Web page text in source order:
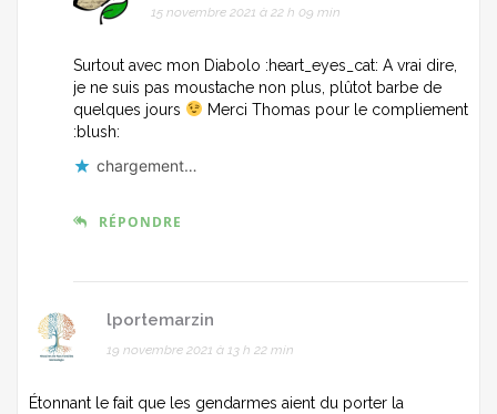
15 novembre 2021 à 22 h 09 min
Surtout avec mon Diabolo :heart_eyes_cat: A vrai dire,
je ne suis pas moustache non plus, plûtot barbe de
quelques jours
Merci Thomas pour le compliement
:blush:
chargement…
RÉPONDRE
lportemarzin
19 novembre 2021 à 13 h 22 min
Étonnant le fait que les gendarmes aient du porter la